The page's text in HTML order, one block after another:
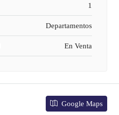
1
Departamentos
En Venta
Google Maps